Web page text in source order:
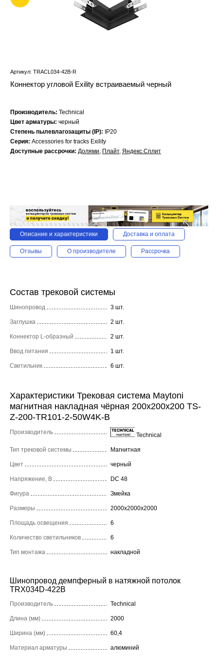
Артикул: TRACL034-42B-R
Коннектор угловой Exility встраиваемый черный
Производитель: Technical
Цвет арматуры: черный
Степень пылевлагозащиты (IP):
IP20
Серия: Accessories for tracks Exility
Доступные рассрочки: Долями, Плайт, Яндекс.Сплит
Описание и характеристики Доставка и оплата
Отзывы О производителе Рассрочка
Состав трековой системы
Шинопровод 3 шт.
Заглушка 2 шт.
Коннектор L-образный 2 шт.
Ввод питания 1 шт.
Светильник 6 шт.
Характеристики Трековая система Maytoni
магнитная накладная чёрная 200x200x200 TS-
Z-200-TR101-2-50W4K-B
Производитель Technical
Тип трековой системы Магнитная
Цвет черный
Напряжение, В DC 48
Фигура Змейка
Размеры 2000x2000x2000
Площадь освещения 6
Количество светильников 6
Тип монтажа накладной
Шинопровод демпферный в натяжной потолок
TRX034D-422B
Производитель Technical
Длина (мм) 2000
Ширина (мм) 60,4
Материал арматуры алюминий